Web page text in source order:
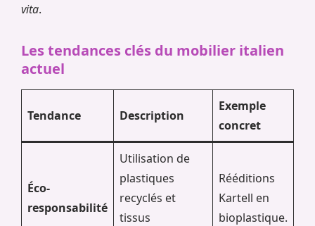
vita.
Les tendances clés du mobilier italien
actuel
Tendance Description
Exemple
concret
Éco-
responsabilité
Utilisation de
plastiques
recyclés et
tissus
Rééditions
Kartell en
bioplastique.